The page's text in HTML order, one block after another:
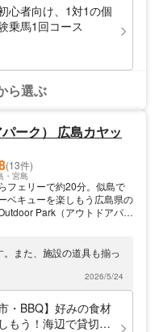
心者向け、1対1の個
乗馬1回コース
ら選ぶ
ーク） 広島カヤッ
(13件)
・宮島
フェリーで約20分。似島で
ベキューを楽しもう広島県の
Park（アウトドアパー
なし！むしろ「何にもない」
いい島、似島はアウトドアに
適。自然豊かなロケーション
、キャンプなどをご満喫
また、施設の道具も揃っ
2026/5/24
・BBQ】好みの食材
もう！海辺で貸切バ